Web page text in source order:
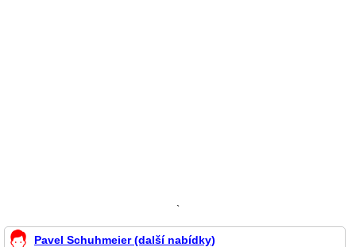
`
Pavel Schuhmeier (další nabídky)